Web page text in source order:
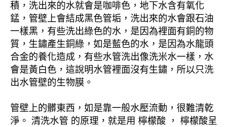
積，洗出來的水就會是咖啡色，地下水含有氧化
錳，管壁上會結成黑色管垢，洗出來的水會跟石油
一樣黑，有些洗出綠色的水，是因為裡面有銅的物
質，生鏽產生銅綠，如是藍色的水，是因為水龍頭
合金的養化造成，有些水管洗出像洗米水一樣，水
會是黃白色，這說明水管裡面沒有生鏽，所以只洗
出水管壁的生物膜。
管壁上的髒東西，如是靠一般水壓流動，很難清乾
淨。 清洗水管 的原理，就是用 檸檬酸 ， 檸檬酸呈